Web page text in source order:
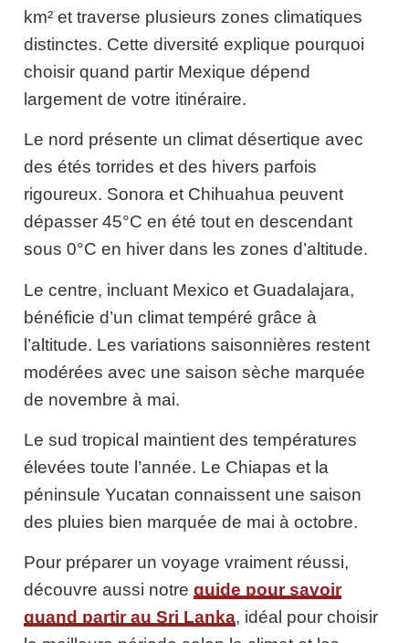
km² et traverse plusieurs zones climatiques
distinctes. Cette diversité explique pourquoi
choisir quand partir Mexique dépend
largement de votre itinéraire.
Le nord présente un climat désertique avec
des étés torrides et des hivers parfois
rigoureux. Sonora et Chihuahua peuvent
dépasser 45°C en été tout en descendant
sous 0°C en hiver dans les zones d’altitude.
Le centre, incluant Mexico et Guadalajara,
bénéficie d’un climat tempéré grâce à
l’altitude. Les variations saisonnières restent
modérées avec une saison sèche marquée
de novembre à mai.
Le sud tropical maintient des températures
élevées toute l’année. Le Chiapas et la
péninsule Yucatan connaissent une saison
des pluies bien marquée de mai à octobre.
Pour préparer un voyage vraiment réussi,
découvre aussi notre guide pour savoir
quand partir au Sri Lanka, idéal pour choisir